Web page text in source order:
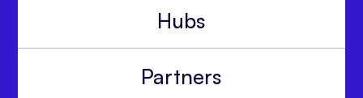
Hubs
Partners